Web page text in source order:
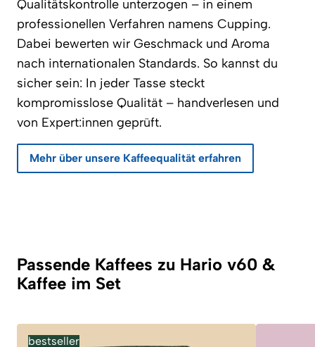
Qualitätskontrolle unterzogen – in einem
professionellen Verfahren namens Cupping.
Dabei bewerten wir Geschmack und Aroma
nach internationalen Standards. So kannst du
sicher sein: In jeder Tasse steckt
kompromisslose Qualität – handverlesen und
von Expert:innen geprüft.
Mehr über unsere Kaffeequalität erfahren
Passende Kaffees zu Hario v60 &
Kaffee im Set
bestseller